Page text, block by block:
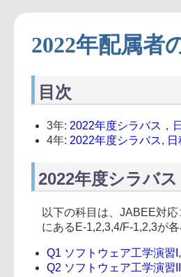
2022年配属者
目次
3年: 2022年度シラバス ，
4年: 2022年度シラバス, 日
2022年度シラバス
以下の科目は、JABEE対
にあるE-1,2,3,4/F-1,2,3が
Q1 ソフトウェア工学演習I
Q2 ソフトウェア工学演習II